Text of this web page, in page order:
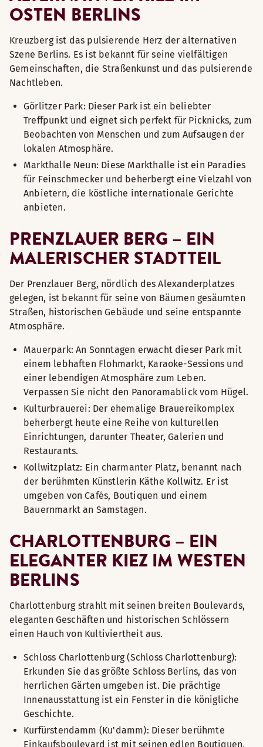
OSTEN BERLINS
Kreuzberg ist das pulsierende Herz der alternativen
Szene Berlins. Es ist bekannt für seine vielfältigen
Gemeinschaften, die Straßenkunst und das pulsierende
Nachtleben.
Görlitzer Park: Dieser Park ist ein beliebter
Treffpunkt und eignet sich perfekt für Picknicks, zum
Beobachten von Menschen und zum Aufsaugen der
lokalen Atmosphäre.
Markthalle Neun: Diese Markthalle ist ein Paradies
für Feinschmecker und beherbergt eine Vielzahl von
Anbietern, die köstliche internationale Gerichte
anbieten.
PRENZLAUER BERG – EIN
MALERISCHER STADTTEIL
Der Prenzlauer Berg, nördlich des Alexanderplatzes
gelegen, ist bekannt für seine von Bäumen gesäumten
Straßen, historischen Gebäude und seine entspannte
Atmosphäre.
Mauerpark: An Sonntagen erwacht dieser Park mit
einem lebhaften Flohmarkt, Karaoke-Sessions und
einer lebendigen Atmosphäre zum Leben.
Verpassen Sie nicht den Panoramablick vom Hügel.
Kulturbrauerei: Der ehemalige Brauereikomplex
beherbergt heute eine Reihe von kulturellen
Einrichtungen, darunter Theater, Galerien und
Restaurants.
Kollwitzplatz: Ein charmanter Platz, benannt nach
der berühmten Künstlerin Käthe Kollwitz. Er ist
umgeben von Cafés, Boutiquen und einem
Bauernmarkt an Samstagen.
CHARLOTTENBURG – EIN
ELEGANTER KIEZ IM WESTEN
BERLINS
Charlottenburg strahlt mit seinen breiten Boulevards,
eleganten Geschäften und historischen Schlössern
einen Hauch von Kultiviertheit aus.
Schloss Charlottenburg (Schloss Charlottenburg):
Erkunden Sie das größte Schloss Berlins, das von
herrlichen Gärten umgeben ist. Die prächtige
Innenausstattung ist ein Fenster in die königliche
Geschichte.
Kurfürstendamm (Ku'damm): Dieser berühmte
Einkaufsboulevard ist mit seinen edlen Boutiquen,